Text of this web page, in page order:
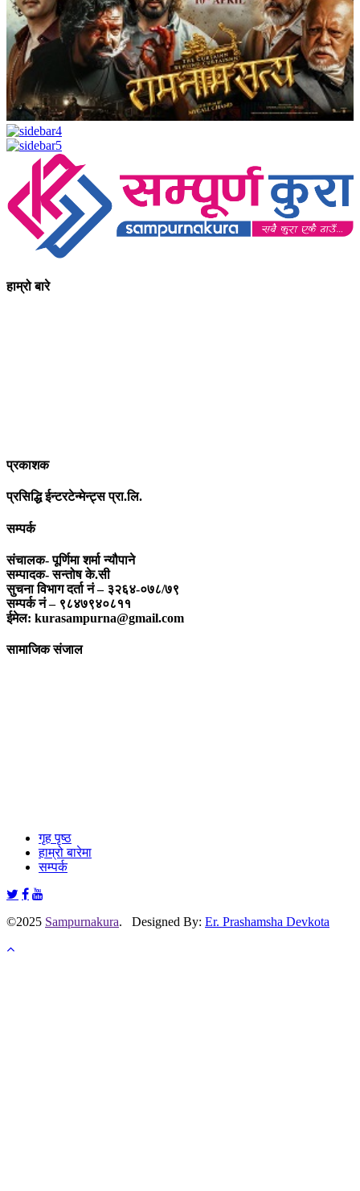
हाम्रो बारे
प्रकाशक
प्रसिद्धि ईन्टरटेन्मेन्ट्स प्रा.लि.
सम्पर्क
संचालक- पूर्णिमा शर्मा न्यौपाने
सम्पादक- सन्तोष के.सी
सुचना विभाग दर्ता नं – ३२६४-०७८/७९
सम्पर्क नं – ९८४७९४०८११
ईमेल: kurasampurna@gmail.com
सामाजिक संजाल
गृह पृष्ठ
हाम्रो बारेमा
सम्पर्क
©2025 Sampurnakura. Designed By: Er. Prashamsha Devkota